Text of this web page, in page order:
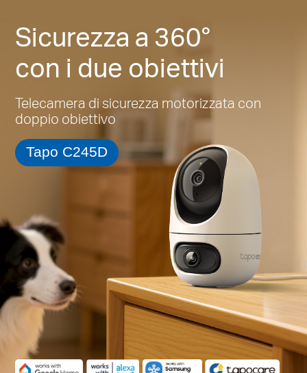
Sicurezza a 360°
con i due obiettivi
Telecamera di sicurezza motorizzata con
doppio obiettivo
Tapo C245D